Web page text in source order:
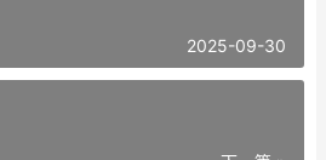
2025-09-30